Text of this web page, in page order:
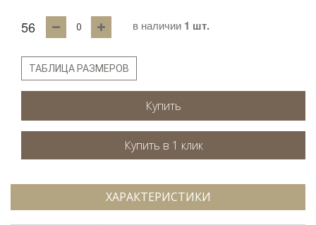
56 в наличии 1 шт.
ТАБЛИЦА РАЗМЕРОВ
Купить
ХАРАКТЕРИСТИКИ